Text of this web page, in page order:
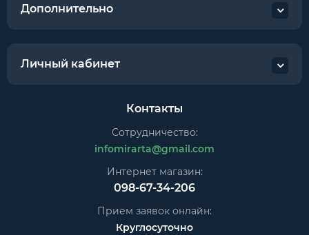
Дополнительно
Личный кабинет
Контакты
Сотрудничество:
infomirarta@gmail.com
Интернет магазин:
098-67-34-206
Прием заявок онлайн:
Круглосуточно